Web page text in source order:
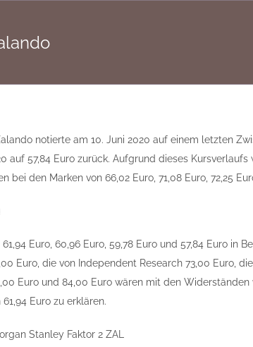
notierte am 10. Juni 2020 auf einem letzten
auf 57,84 Euro zurück. Aufgrund dieses
bei den Marken von 66,02 Euro, 71,08 Euro, 72,25
Euro, 60,96 Euro, 59,78 Euro und 57,84 Euro in
Euro, die von Independent Research 73,00 Euro,
Euro und 84,00 Euro wären mit den
Euro zu erklären.
Stanley Faktor 2 ZAL